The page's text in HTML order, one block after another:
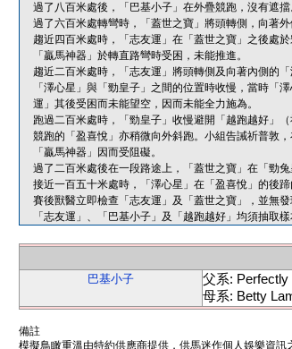
過了八百米處後，「巴基小子」在外疊競跑，沒有遮擋
過了六百米處轉彎時，「蓋世之寶」將頭轉側，向著
趨近四百米處時，「志友運」在「蓋世之寶」之後處
「贏馬神器」於轉直路彎時受困，未能推進。
趨近二百米處時，「志友運」將頭轉側及向著內側的
「澤心星」與「勁皇子」之間的位置時收慢，當時「
運」其後受困而未能望空，因而未能全力施為。
跑過二百米處時，「勁皇子」收慢避開「越跑越好」
競跑的「盈喜悅」亦稍微向外斜跑。小組告誡祈普敦
「贏馬神器」因而受阻礙。
過了二百米處後在一段路途上，「蓋世之寶」在「勁
接近一百五十米處時，「澤心星」在「盈喜悅」的後
賽後獸醫立即檢查「志友運」及「蓋世之寶」，並無發
「志友運」、「巴基小子」及「越跑越好」均須抽取樣
巴基小子
父系: Perfectly
母系: Betty
備註
模擬鳥瞰重溫由特約供應商提供，供馬迷作個人娛樂資